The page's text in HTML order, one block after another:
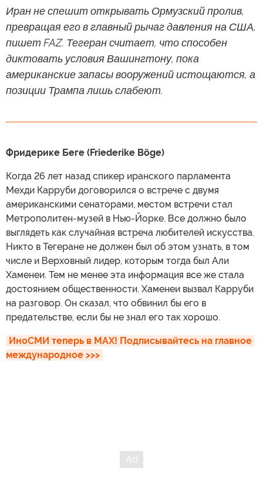
Иран не спешит открывать Ормузский пролив,
превращая его в главный рычаг давления на США,
пишет FAZ. Тегеран считает, что способен
диктовать условия Вашингтону, пока
американские запасы вооружений истощаются, а
позиции Трампа лишь слабеют.
Фридерике Беге (Friederike Böge)
Когда 26 лет назад спикер иранского парламента
Мехди Карруби договорился о встрече с двумя
американскими сенаторами, местом встречи стал
Метрополитен-музей в Нью-Йорке. Все должно было
выглядеть как случайная встреча любителей искусства.
Никто в Тегеране не должен был об этом узнать, в том
числе и Верховный лидер, которым тогда был Али
Хаменеи. Тем не менее эта информация все же стала
достоянием общественности. Хаменеи вызвал Карруби
на разговор. Он сказал, что обвинил бы его в
предательстве, если бы не знал его так хорошо.
ИноСМИ теперь в MAX! Подписывайтесь на главное
международное >>>